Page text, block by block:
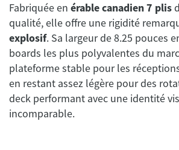
Fabriquée en érable canadien 7 plis
qualité, elle offre une rigidité
explosif. Sa largeur de 8.25 pouces
boards les plus polyvalentes du
plateforme stable pour les
en restant assez légère pour des
deck performant avec une identité
incomparable.